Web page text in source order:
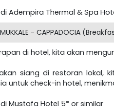
Adempira Thermal & Spa
- CAPPADOCIA
di hotel, kita akan
siang di restoran lokal,
untuk check-in hotel,
Mustafa Hotel 5* or similar